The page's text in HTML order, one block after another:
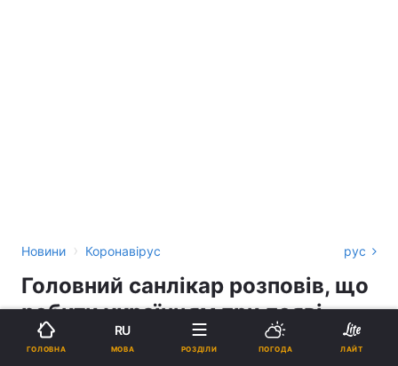
Новини › Коронавірус рус
Головний санлікар розповів, що
робити українцям при появі
симптомів коронавірусу
ГОЛОВНА
RU
МОВА РОЗДІЛИ ПОГОДА ЛАЙТ